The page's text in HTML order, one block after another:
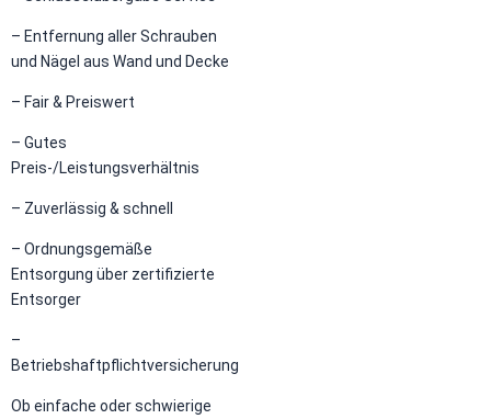
– Entfernung aller Schrauben
und Nägel aus Wand und Decke
– Fair & Preiswert
– Gutes
Preis-/Leistungsverhältnis
– Zuverlässig & schnell
– Ordnungsgemäße
Entsorgung über zertifizierte
Entsorger
–
Betriebshaftpflichtversicherung
Ob einfache oder schwierige